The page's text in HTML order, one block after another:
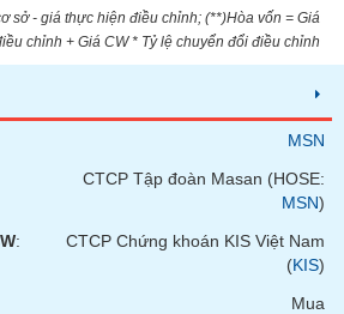
sở - giá thực hiện điều chỉnh; (**)Hòa vốn = Giá
chỉnh + Giá CW * Tỷ lệ chuyển đổi điều chỉnh
MSN
CTCP Tập đoàn Masan (HOSE:
MSN)
:
CTCP Chứng khoán KIS Việt Nam
(KIS)
Mua